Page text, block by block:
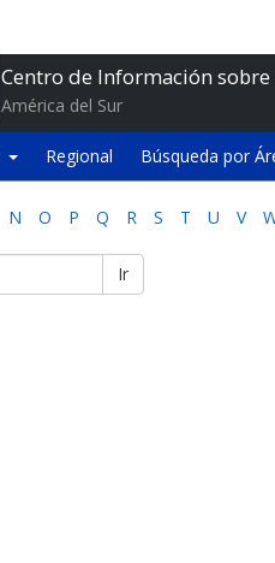
Centro de Información
América del Sur
Regional Búsqueda por
N O P Q R S T U V
Ir